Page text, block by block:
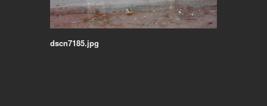
dscn7185.jpg